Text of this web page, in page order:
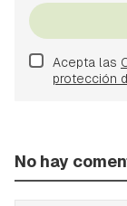
Acepta las
protección
No hay